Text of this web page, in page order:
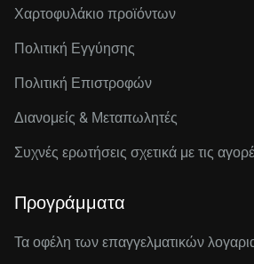
Χαρτοφυλάκιο προϊόντων
Πολιτική Εγγύησης
Πολιτική Επιστροφών
Διανομείς & Μεταπωλητές
Συχνές ερωτήσεις σχετικά με τις
Προγράμματα
Τα οφέλη των επαγγελματικών